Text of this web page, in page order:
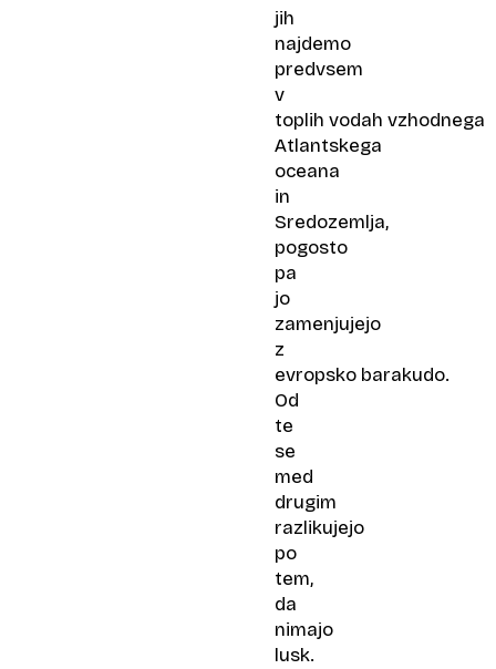
jih
najdemo
predvsem
v
toplih vodah vzhodnega
Atlantskega
oceana
in
Sredozemlja,
pogosto
pa
jo
zamenjujejo
z
evropsko barakudo.
Od
te
se
med
drugim
razlikujejo
po
tem,
da
nimajo
lusk.